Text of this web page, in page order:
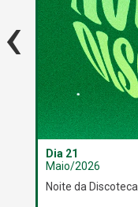
Dia 21
Maio/2026
Noite da Discoteca
‹